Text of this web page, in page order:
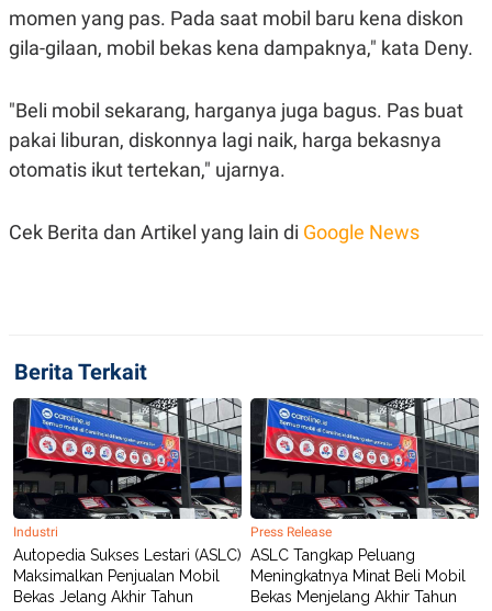
A
T
D
A
G
E
S
K
N
N
T
L
P
S
K
N
T
A
N
A
C
A
D
E
M
Y
P
E
S
S
R
E
L
E
A
S
E
.
I
momen yang pas. Pada saat mobil baru kena diskon
gila-gilaan, mobil bekas kena dampaknya," kata Deny.
"Beli mobil sekarang, harganya juga bagus. Pas buat
pakai liburan, diskonnya lagi naik, harga bekasnya
otomatis ikut tertekan," ujarnya.
Cek Berita dan Artikel yang lain di Google News
Berita Terkait
Industri
Autopedia Sukses Lestari (ASLC)
Maksimalkan Penjualan Mobil
Bekas Jelang Akhir Tahun
Press Release
ASLC Tangkap Peluang
Meningkatnya Minat Beli Mobil
Bekas Menjelang Akhir Tahun